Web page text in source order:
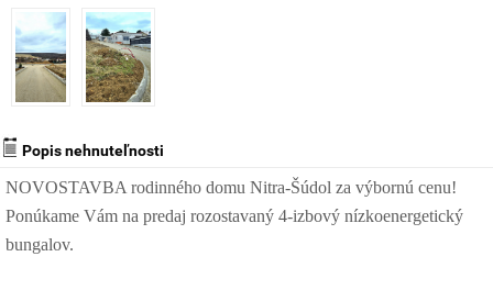
Popis nehnuteľnosti
NOVOSTAVBA rodinného domu Nitra-Šúdol za výbornú cenu!
Ponúkame Vám na predaj rozostavaný 4-izbový nízkoenergetický
bungalov.